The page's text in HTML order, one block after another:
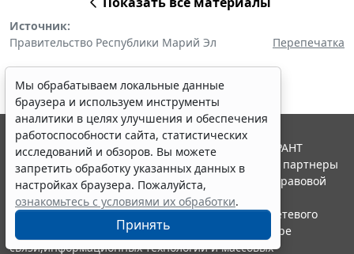
Источник:
Правительство Республики Марий Эл
Перепечатка
Мы обрабатываем локальные данные
браузера и используем инструменты
аналитики в целях улучшения и обеспечения
работоспособности сайта, статистических
исследований и обзоров. Вы можете
запретить обработку указанных данных в
настройках браузера. Пожалуйста,
ознакомьтесь с условиями их обработки.
Принять
© ООО "НПП "ГАРАНТ-СЕРВИС", 2026. Система ГАРАНТ
выпускается с 1990 года. Компания "Гарант" и ее партнеры
являются участниками Российской ассоциации правовой
информации ГАРАНТ.
Портал ГАРАНТ.РУ зарегистрирован в качестве сетевого
издания Федеральной службой по надзору в сфере
связи,информационных технологий и массовых